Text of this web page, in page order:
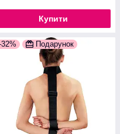
Купити
Подарунок